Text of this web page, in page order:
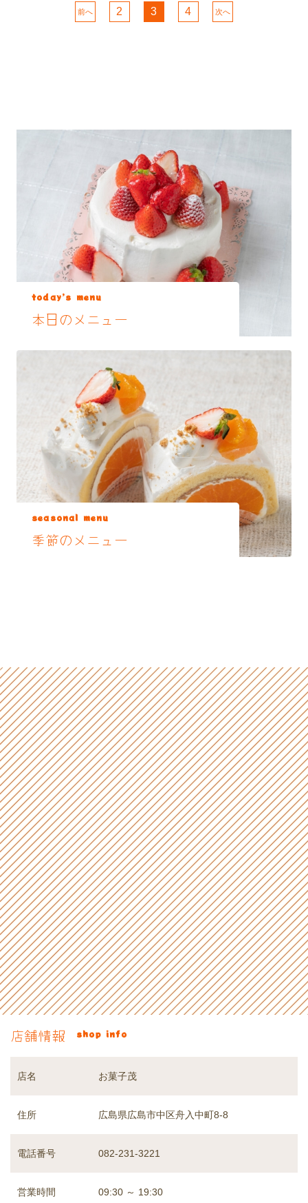
前へ 2 3 4 次へ
today’s menu
本日のメニュー
seasonal menu
季節のメニュー
店舗情報 shop info
店名 お菓子茂
住所 広島県広島市中区舟入中町8-8
電話番号 082-231-3221
営業時間 09:30 ～ 19:30